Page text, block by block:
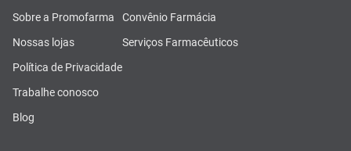
Sobre a Promofarma
Nossas lojas
Política de Privacidade
Trabalhe conosco
Blog
Convênio Farmácia
Serviços Farmacêuticos